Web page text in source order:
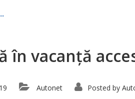
în vacanță
Autonet Posted by